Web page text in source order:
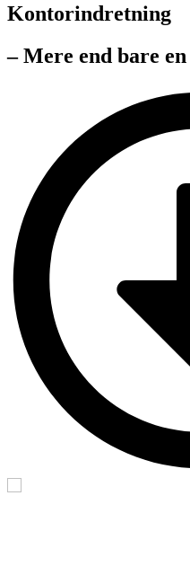
Kontorindretning
– Mere end bare